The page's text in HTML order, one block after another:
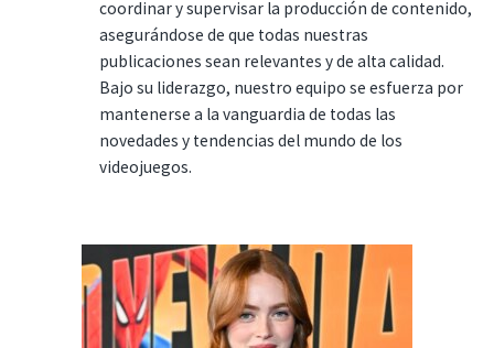
coordinar y supervisar la producción de contenido,
asegurándose de que todas nuestras
publicaciones sean relevantes y de alta calidad.
Bajo su liderazgo, nuestro equipo se esfuerza por
mantenerse a la vanguardia de todas las
novedades y tendencias del mundo de los
videojuegos.